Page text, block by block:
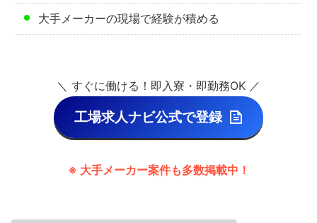
大手メーカーの現場で経験が積める
＼ すぐに働ける！即入寮・即勤務OK ／
工場求人ナビ公式で登録
※ 大手メーカー案件も多数掲載中！